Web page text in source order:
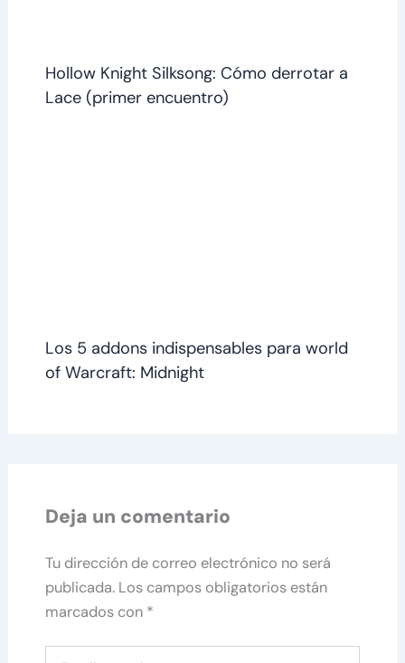
Hollow Knight Silksong: Cómo derrotar a
Lace (primer encuentro)
Los 5 addons indispensables para world
of Warcraft: Midnight
Deja un comentario
Tu dirección de correo electrónico no será
publicada. Los campos obligatorios están
marcados con *